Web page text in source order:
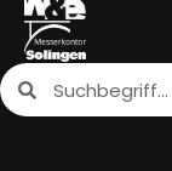
Zum
Inhalt
springen
SucheSuche